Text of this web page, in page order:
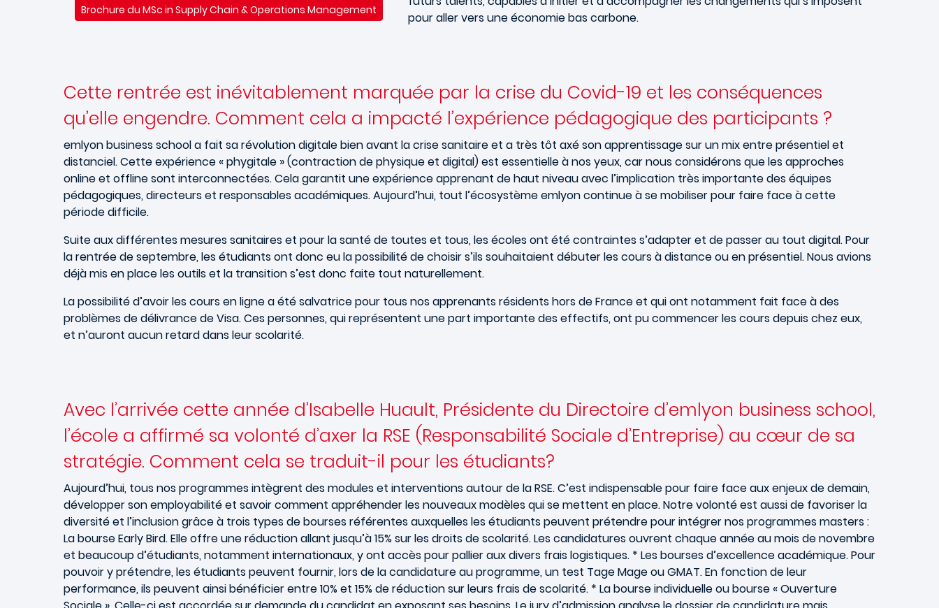
Brochure du MSc in Supply Chain & Operations Management
pour aller vers une économie bas carbone.
Cette rentrée est inévitablement marquée par la crise du Covid-19 et les conséquences
qu’elle engendre. Comment cela a impacté l’expérience pédagogique des participants ?
emlyon business school a fait sa révolution digitale bien avant la crise sanitaire et a très tôt axé son apprentissage sur un mix entre présentiel et
distanciel. Cette expérience « phygitale » (contraction de physique et digital) est essentielle à nos yeux, car nous considérons que les approches
online et offline sont interconnectées. Cela garantit une expérience apprenant de haut niveau avec l’implication très importante des équipes
pédagogiques, directeurs et responsables académiques. Aujourd’hui, tout l’écosystème emlyon continue à se mobiliser pour faire face à cette
période difficile.
Suite aux différentes mesures sanitaires et pour la santé de toutes et tous, les écoles ont été contraintes s’adapter et de passer au tout digital. Pour
la rentrée de septembre, les étudiants ont donc eu la possibilité de choisir s’ils souhaitaient débuter les cours à distance ou en présentiel. Nous avions
déjà mis en place les outils et la transition s’est donc faite tout naturellement.
La possibilité d’avoir les cours en ligne a été salvatrice pour tous nos apprenants résidents hors de France et qui ont notamment fait face à des
problèmes de délivrance de Visa. Ces personnes, qui représentent une part importante des effectifs, ont pu commencer les cours depuis chez eux,
et n’auront aucun retard dans leur scolarité.
Avec l’arrivée cette année d’Isabelle Huault, Présidente du Directoire d’emlyon business school,
l’école a affirmé sa volonté d’axer la RSE (Responsabilité Sociale d’Entreprise) au cœur de sa
stratégie. Comment cela se traduit-il pour les étudiants?
Aujourd’hui, tous nos programmes intègrent des modules et interventions autour de la RSE. C’est indispensable pour faire face aux enjeux de demain,
développer son employabilité et savoir comment appréhender les nouveaux modèles qui se mettent en place. Notre volonté est aussi de favoriser la
diversité et l’inclusion grâce à trois types de bourses référentes auxquelles les étudiants peuvent prétendre pour intégrer nos programmes masters :
La bourse Early Bird. Elle offre une réduction allant jusqu’à 15% sur les droits de scolarité. Les candidatures ouvrent chaque année au mois de novembre
et beaucoup d’étudiants, notamment internationaux, y ont accès pour pallier aux divers frais logistiques. * Les bourses d’excellence académique. Pour
pouvoir y prétendre, les étudiants peuvent fournir, lors de la candidature au programme, un test Tage Mage ou GMAT. En fonction de leur
performance, ils peuvent ainsi bénéficier entre 10% et 15% de réduction sur leurs frais de scolarité. * La bourse individuelle ou bourse « Ouverture